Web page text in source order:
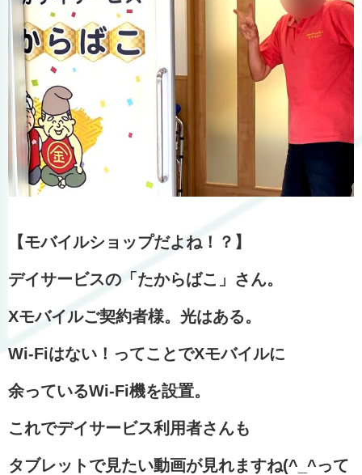
【モバイルショップだよね！？】
デイサービスの「たからばこ」さん。
Xモバイルご契約者様。光はある。
Wi-Fiはない！ってことでXモバイルに
余っているWi-Fi機を設置。
これでデイサービス利用者さんも
タブレットで見たい動画が見れますね(^_^って